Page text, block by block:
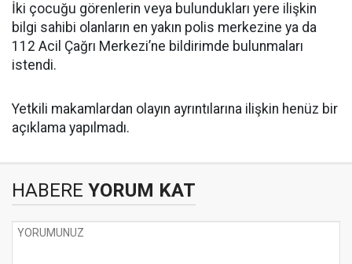
İki çocuğu görenlerin veya bulundukları yere ilişkin
bilgi sahibi olanların en yakın polis merkezine ya da
112 Acil Çağrı Merkezi’ne bildirimde bulunmaları
istendi.
Yetkili makamlardan olayın ayrıntılarına ilişkin henüz bir
açıklama yapılmadı.
HABERE YORUM KAT